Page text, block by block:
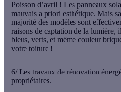
Poisson d’avril ! Les panneaux
mauvais a priori esthétique. Mais
majorité des modèles sont
raisons de captation de la lumière,
bleus, verts, et même couleur
votre toiture !
6/ Les travaux de rénovation
propriétaires.